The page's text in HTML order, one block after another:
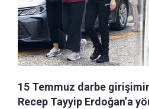
15 Temmuz darbe
Recep Tayyip Erdoğan’a